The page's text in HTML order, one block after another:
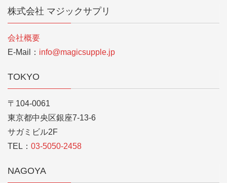
株式会社 マジックサプリ
会社概要
E-Mail： info@magicsupple.jp
TOKYO
〒104-0061
東京都中央区銀座7-13-6
サガミビル2F
TEL： 03-5050-2458
NAGOYA